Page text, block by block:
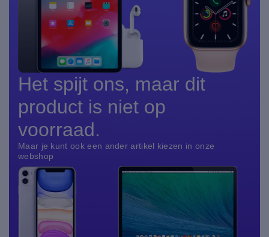
Het spijt ons, maar dit
product is niet op
voorraad.
Maar je kunt ook een ander artikel kiezen in onze
webshop